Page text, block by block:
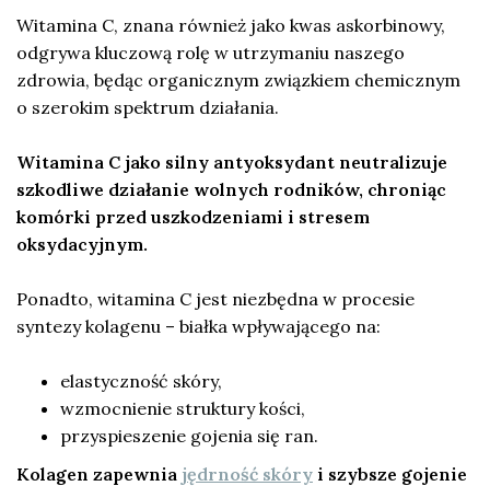
Witamina C, znana również jako kwas askorbinowy,
odgrywa kluczową rolę w utrzymaniu naszego
zdrowia, będąc organicznym związkiem chemicznym
o szerokim spektrum działania.
Witamina C jako silny antyoksydant neutralizuje
szkodliwe działanie wolnych rodników, chroniąc
komórki przed uszkodzeniami i stresem
oksydacyjnym.
Ponadto, witamina C jest niezbędna w procesie
syntezy kolagenu – białka wpływającego na:
elastyczność skóry,
wzmocnienie struktury kości,
przyspieszenie gojenia się ran.
Kolagen zapewnia jędrność skóry i szybsze gojenie